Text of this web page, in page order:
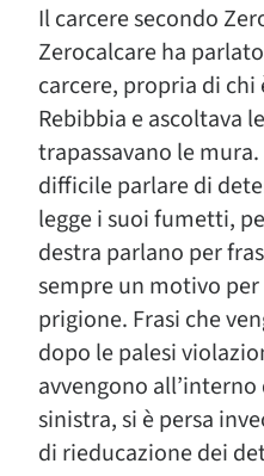
Il carcere secondo
Zerocalcare ha
carcere, propria di chi
Rebibbia e ascoltava
trapassavano le
difficile parlare di
legge i suoi fumetti,
destra parlano per
sempre un motivo
prigione. Frasi che
dopo le palesi
avvengono
sinistra, si è persa
di rieducazione dei